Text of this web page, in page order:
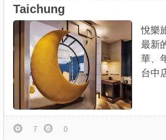
Taichung
悅樂
最新
華、
台中
7 0